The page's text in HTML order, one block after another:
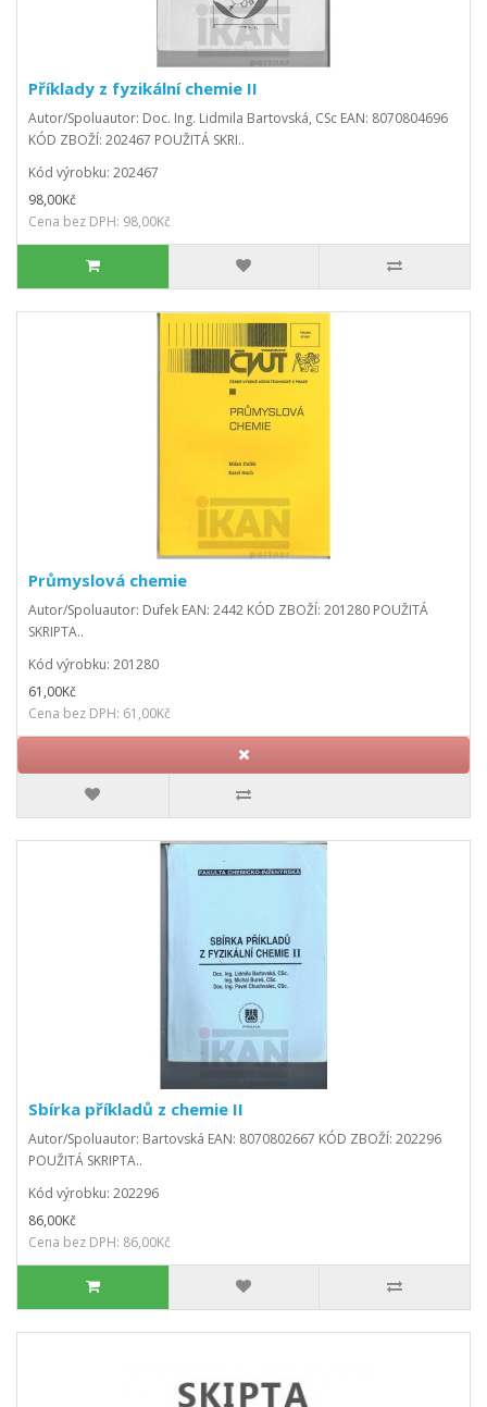
Příklady z fyzikální chemie II
Autor/Spoluautor: Doc. Ing. Lidmila Bartovská, CSc EAN: 8070804696
KÓD ZBOŽÍ: 202467 POUŽITÁ SKRI..
Kód výrobku: 202467
98,00Kč
Cena bez DPH: 98,00Kč
Průmyslová chemie
Autor/Spoluautor: Dufek EAN: 2442 KÓD ZBOŽÍ: 201280 POUŽITÁ
SKRIPTA..
Kód výrobku: 201280
61,00Kč
Cena bez DPH: 61,00Kč
Sbírka příkladů z chemie II
Autor/Spoluautor: Bartovská EAN: 8070802667 KÓD ZBOŽÍ: 202296
POUŽITÁ SKRIPTA..
Kód výrobku: 202296
86,00Kč
Cena bez DPH: 86,00Kč